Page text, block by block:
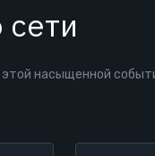
насыщенной